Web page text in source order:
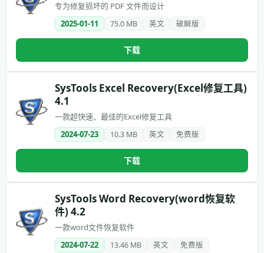
专为修复损坏的 PDF 文件而设计
2025-01-11
75.0 MB 英文 破解版
下载
SysTools Excel Recovery(Excel修复工具)
4.1
一款超快速、最佳的Excel修复工具
2024-07-23
10.3 MB 英文 免费版
下载
SysTools Word Recovery(word恢复软
件) 4.2
一款word文件恢复软件
2024-07-22
13.46 MB 英文 免费版